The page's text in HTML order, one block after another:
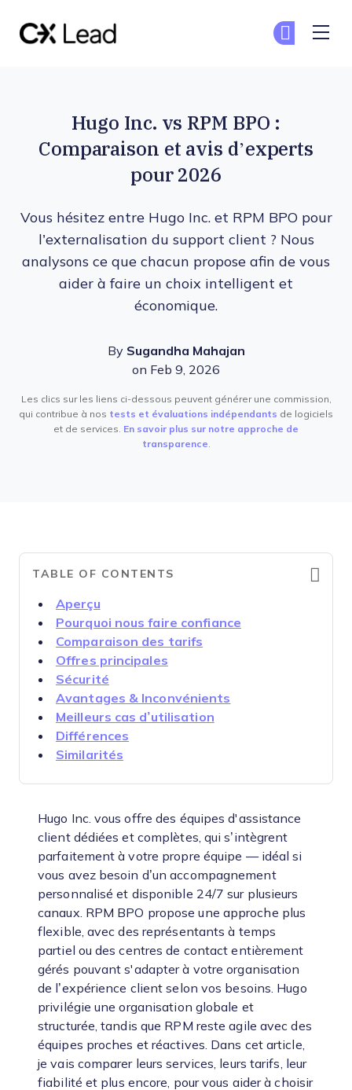
Hugo Inc. vs RPM BPO :
Comparaison et avis d’experts
pour 2026
Vous hésitez entre Hugo Inc. et RPM BPO pour
l’externalisation du support client ? Nous
analysons ce que chacun propose afin de vous
aider à faire un choix intelligent et
économique.
By Sugandha Mahajan
on Feb 9, 2026
Les clics sur les liens ci-dessous peuvent générer une commission,
qui contribue à nos tests et évaluations indépendants de logiciels
et de services. En savoir plus sur notre approche de
transparence.
TABLE OF CONTENTS
Aperçu
Pourquoi nous faire confiance
Comparaison des tarifs
Offres principales
Sécurité
Avantages & Inconvénients
Meilleurs cas d’utilisation
Différences
Similarités
Hugo Inc. vous offre des équipes d'assistance
client dédiées et complètes, qui s’intègrent
parfaitement à votre propre équipe — idéal si
vous avez besoin d’un accompagnement
personnalisé et disponible 24/7 sur plusieurs
canaux. RPM BPO propose une approche plus
flexible, avec des représentants à temps
partiel ou des centres de contact entièrement
gérés pouvant s'adapter à votre organisation
de l’expérience client selon vos besoins. Hugo
privilégie une organisation globale et
structurée, tandis que RPM reste agile avec des
équipes proches et réactives. Dans cet article,
je vais comparer leurs services, leurs tarifs, leur
fiabilité et plus encore, pour vous aider à choisir